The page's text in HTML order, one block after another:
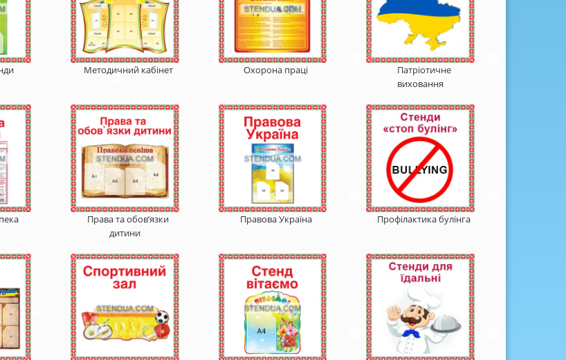
Методичний кабінет Охорона праці
Патріотичне
виховання
Права та обов’язки
дитини
Правова Україна Профілактика булінга